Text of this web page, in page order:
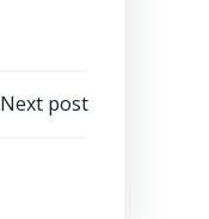
Next post